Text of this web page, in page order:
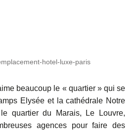
hotel-luxe-paris
beaucoup le « quartier » qui se
Elysée et la cathédrale Notre
quartier du Marais, Le Louvre,
agences pour faire des